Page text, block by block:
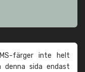
färger inte helt
sida endast